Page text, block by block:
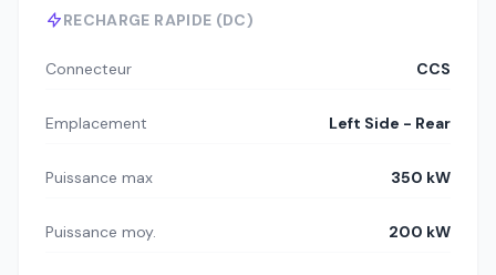
RECHARGE RAPIDE (DC)
Connecteur CCS
Emplacement Left Side - Rear
Puissance max 350 kW
Puissance moy. 200 kW